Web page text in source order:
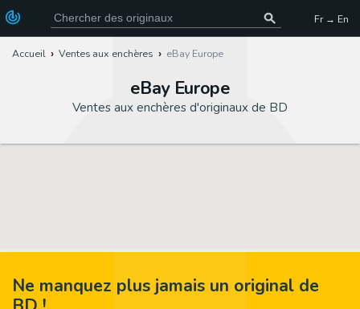
Fr → En
Accueil Ventes aux enchères eBay Europe
eBay Europe
Ventes aux enchères d'originaux de BD
Ne manquez plus jamais un original de